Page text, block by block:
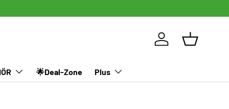
Se connecter
Panier
🌟Deal-Zone Plus